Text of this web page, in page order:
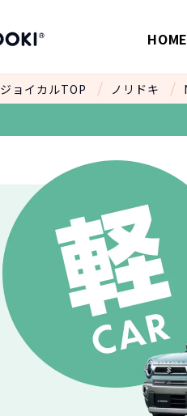
ジョイカルTOP ノリドキ